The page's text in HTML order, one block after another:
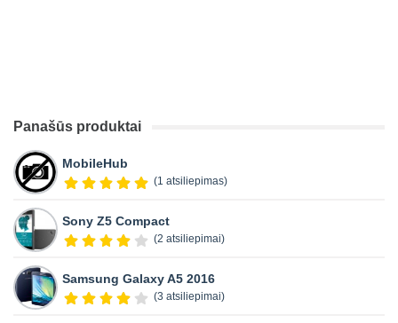
Panašūs produktai
MobileHub
(1 atsiliepimas)
Sony Z5 Compact
(2 atsiliepimai)
Samsung Galaxy A5 2016
(3 atsiliepimai)